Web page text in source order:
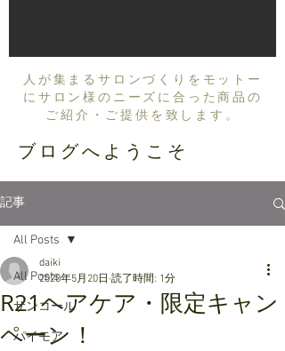
人が集まるサロンづくりをモットー
にサロン様のニーズに合った商品の
ご紹介・ご提供を致します。
ブログへようこそ
記事
All Posts
サンコール
パイモア
All Posts
R21ヘアケア・限定キャン
ペーン！
daiki
2020年5月20日 読了時間: 1分